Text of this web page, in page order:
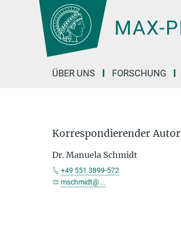
Hauptinhalt
ÜBER UNS FORSCHUNG
Korrespondierender Autor
Dr. Manuela Schmidt
+49 551 3899-572
mschmidt@...